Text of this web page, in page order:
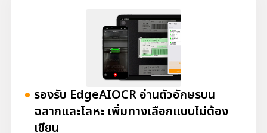
รองรับ EdgeAIOCR อ่านตัวอักษรบน
ฉลากและโลหะ เพิ่มทางเลือกแบบไม่ต้อง
เขียน